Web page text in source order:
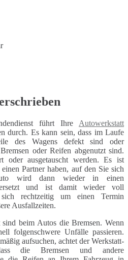
führt Ihre Autowerkstatt
durch. Es kann sein, dass im Laufe
des Wagens defekt sind oder
oder Reifen abgenutzt sind.
oder ausgetauscht werden. Es ist
Partner haben, auf den Sie sich
wird dann wieder in einen
und ist damit wieder voll
rechtzeitig um einen Termin
Ausfallzeiten.
sind beim Autos die Bremsen. Wenn
folgenschwere Unfälle passieren.
aufsuchen, achtet der Werkstatt-
die Bremsen und andere